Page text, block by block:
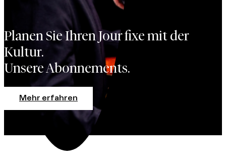
Planen Sie Ihren Jour fixe mit der
Kultur.
Unsere Abonnements.
Mehr erfahren